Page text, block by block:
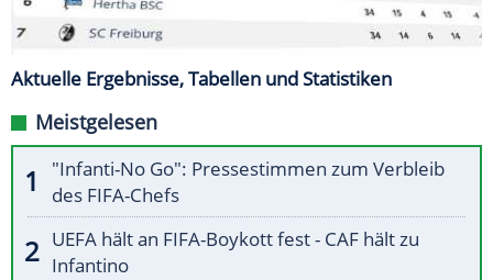
Aktuelle Ergebnisse, Tabellen und Statistiken
Meistgelesen
"Infanti-No Go": Pressestimmen zum Verbleib
des FIFA-Chefs
UEFA hält an FIFA-Boykott fest - CAF hält zu
Infantino